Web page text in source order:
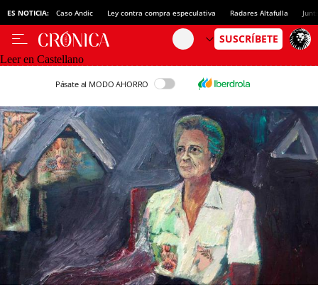
ES NOTICIA: Caso Andic Ley contra compra especulativa Radares Altafulla
Leer en Castellano
Pásate al MODO AHORRO